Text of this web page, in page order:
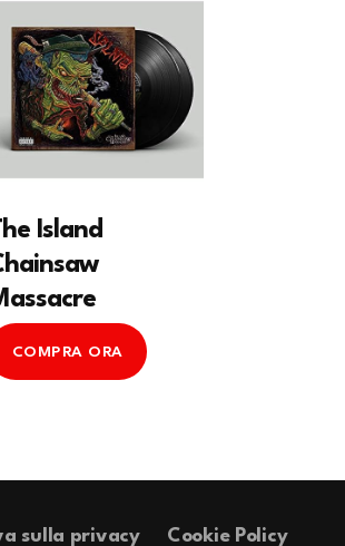
Island
COMPRA ORA
sulla privacy Cookie Policy